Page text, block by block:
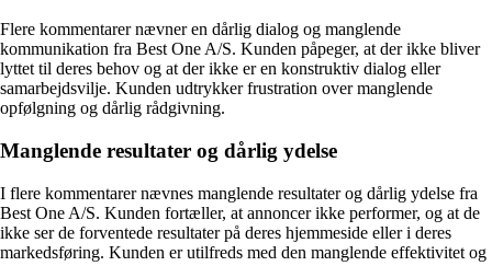
Flere kommentarer nævner en dårlig dialog og manglende
kommunikation fra Best One A/S. Kunden påpeger, at der ikke bliver
lyttet til deres behov og at der ikke er en konstruktiv dialog eller
samarbejdsvilje. Kunden udtrykker frustration over manglende
opfølgning og dårlig rådgivning.
Manglende resultater og dårlig ydelse
I flere kommentarer nævnes manglende resultater og dårlig ydelse fra
Best One A/S. Kunden fortæller, at annoncer ikke performer, og at de
ikke ser de forventede resultater på deres hjemmeside eller i deres
markedsføring. Kunden er utilfreds med den manglende effektivitet og